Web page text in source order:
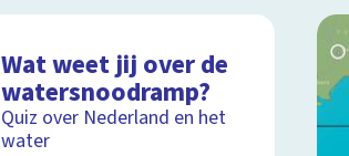
Wat weet jij over de
watersnoodramp?
Quiz over Nederland en het
water